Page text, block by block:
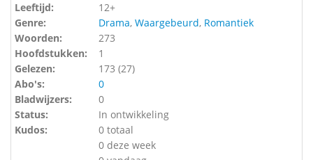
Leeftijd:
12+
Genre:
Drama, Waargebeurd, Romantiek
Woorden:
273
Hoofdstukken:
1
Gelezen:
173 (27)
Abo's:
0
Bladwijzers:
0
Status:
In ontwikkeling
Kudos:
0 totaal
0 deze week